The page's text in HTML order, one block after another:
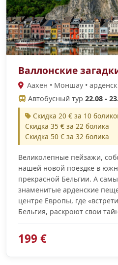
Валлонские
Аахен • Моншау •
Автобусный тур 22.08 -
Скидка 20 € за 10
Скидка 35 € за 22 болика
Скидка 50 € за 32 болика
Великолепные пейзажи,
нашей новой поездке в
прекрасной Бельгии. А
знаменитые арденские
центре Европы, где
Бельгия, раскроют свои
199 €